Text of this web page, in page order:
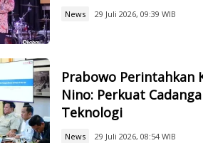
News 29 Juli 2026, 09:39 WIB
Prabowo Perintahkan
Nino: Perkuat
Teknologi
News 29 Juli 2026, 08:54 WIB